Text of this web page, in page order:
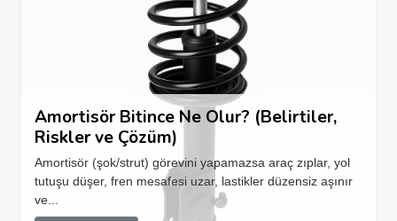
Amortisör Bitince Ne Olur? (Belirtiler,
Riskler ve Çözüm)
Amortisör (şok/strut) görevini yapamazsa araç zıplar, yol
tutuşu düşer, fren mesafesi uzar, lastikler düzensiz aşınır
ve...